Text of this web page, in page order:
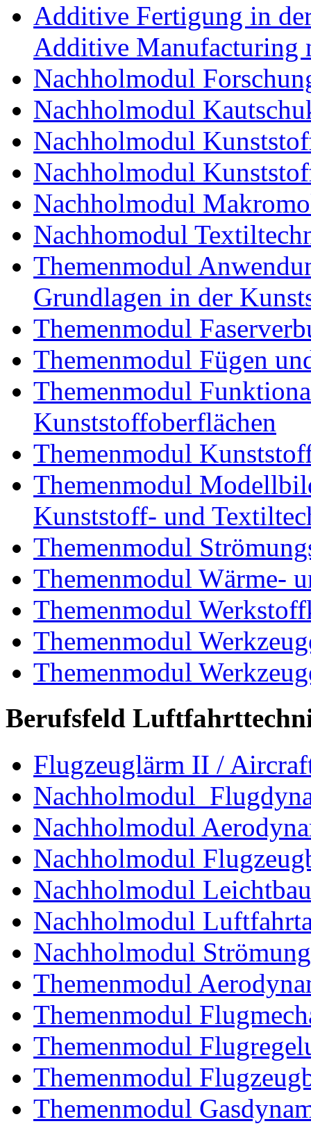
Additive Fertigung in
Additive Manufacturing
Nachholmodul
Nachholmodul
Nachholmodul
Nachholmodul
Nachholmodul
Nachhomodul
Themenmodul
Grundlagen in der
Themenmodul
Themenmodul Fügen
Themenmodul
Kunststoffoberflächen
Themenmodul
Themenmodul
Kunststoff- und
Themenmodul
Themenmodul Wärme-
Themenmodul
Themenmodul
Themenmodul
Berufsfeld
Flugzeuglärm II /
Nachholmodul
Nachholmodul
Nachholmodul
Nachholmodul Leichtbau
Nachholmodul
Nachholmodul
Themenmodul
Themenmodul
Themenmodul
Themenmodul
Themenmodul